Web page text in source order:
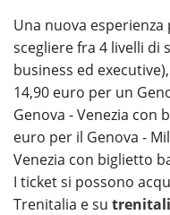
Una nuova
scegliere fra 4 livelli di
business ed
14,90 euro per un
Genova - Venezia con
euro per il Genova -
Venezia con biglietto
I ticket si possono
Trenitalia e su